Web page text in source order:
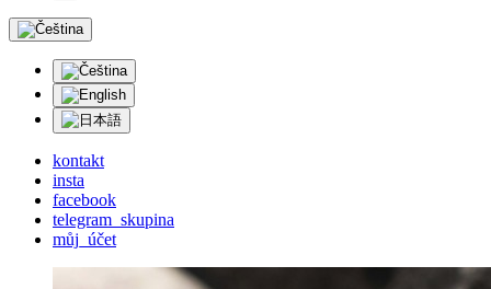
kontakt
insta
facebook
telegram_skupina
můj_účet